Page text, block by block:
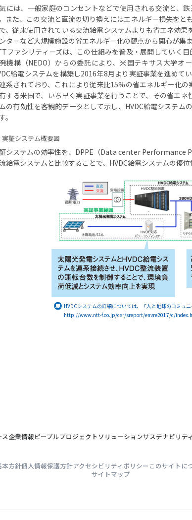
には、一般家庭のコンセントなどで使用される交流と、
また、この交流と直流の切り換えにはエネルギー損失をと
、従来使用されている交流給電システムよりも省エネ効
ターなど大規模施設の省エネルギー化の観点から関心が集ま
ファシリティーズは、この仕組みを普及・展開していく
機構（NEDO）からの委託により、米国テキサス大学
給電システムを構築し2016年8月より実証事業を進めて
系されており、これにより従来比15%の省エネルギー化
する米国で、いち早く実証事業を行うことで、その省エ
の有効性を客観的データとして示し、HVDC給電システム
。
実証システム概要図
システムの効率性を、DPPE（Data center Performance
給電システムと比較することで、HVDC給電システムの優位
HVDCシステムの詳細については、「人と地球のコミュ
http://www.ntt-f.co.jp/csr/sreport/envre2017/c/
ス企業情報ピープルプロジェクトソリューションサステナビリティ
本方針個人情報保護方針アクセシビリティポリシー このサイトに
サイトマップ